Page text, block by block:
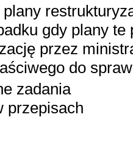
gdy plany
przez
do
zadania
przepisach